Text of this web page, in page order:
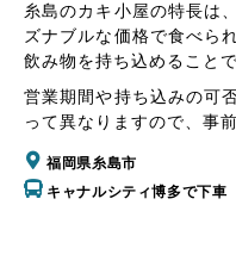
糸島のカキ小屋の特長は
ズナブルな価格で食べら
飲み物を持ち込めることで
営業期間や持ち込みの可
って異なりますので、事
福岡県糸島市
キャナルシティ博多で下車